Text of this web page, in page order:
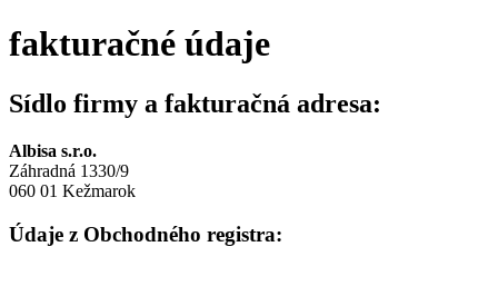
Skip
to
fakturačné údaje
Sídlo firmy a fakturačná adresa:
Albisa s.r.o.
Záhradná 1330/9
060 01 Kežmarok
Údaje z Obchodného registra: